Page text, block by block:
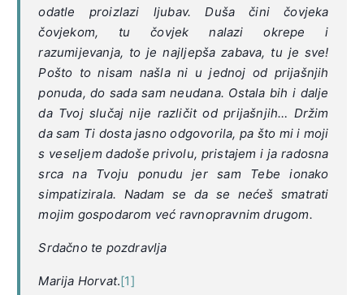
odatle proizlazi ljubav. Duša čini čovjeka
čovjekom, tu čovjek nalazi okrepe i
razumijevanja, to je najljepša zabava, tu je sve!
Pošto to nisam našla ni u jednoj od prijašnjih
ponuda, do sada sam neudana. Ostala bih i dalje
da Tvoj slučaj nije različit od prijašnjih… Držim
da sam Ti dosta jasno odgovorila, pa što mi i moji
s veseljem dadoše privolu, pristajem i ja radosna
srca na Tvoju ponudu jer sam Tebe ionako
simpatizirala. Nadam se da se nećeš smatrati
mojim gospodarom već ravnopravnim drugom.
Srdačno te pozdravlja
Marija Horvat.[1]